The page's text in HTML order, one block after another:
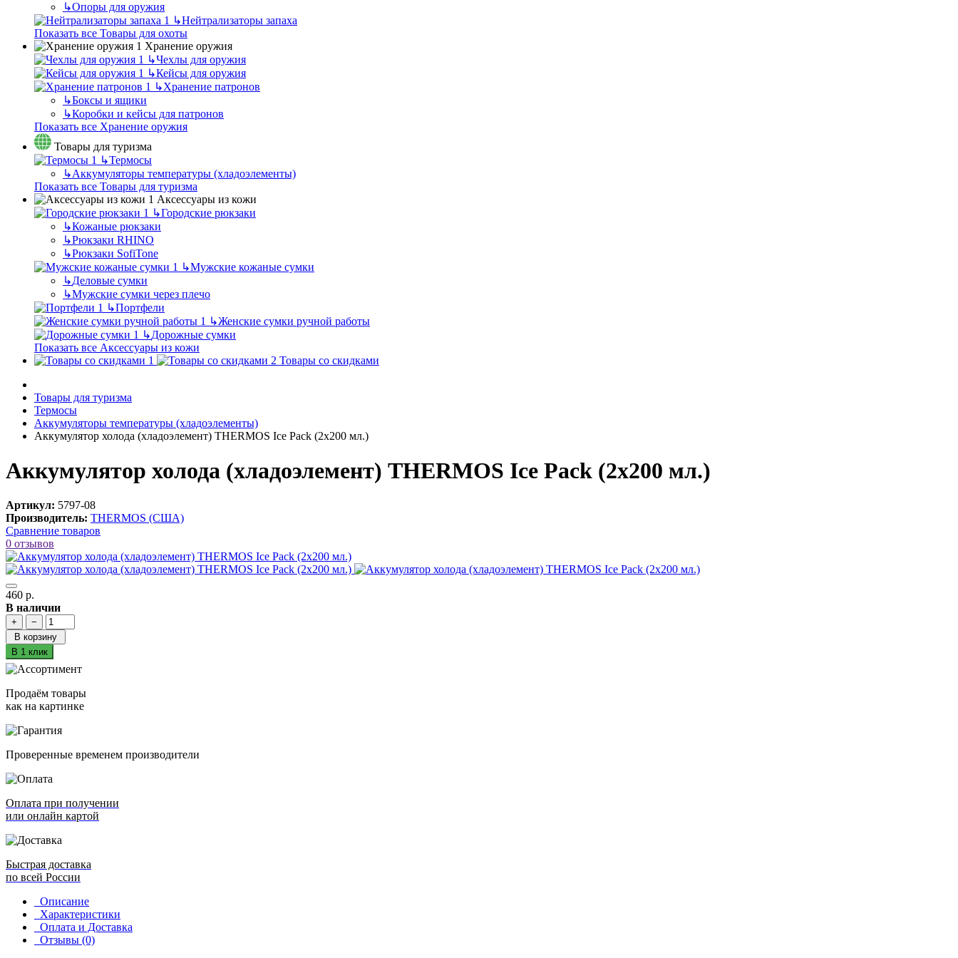
↳Опоры для оружия
↳Нейтрализаторы запаха
Показать все Товары для охоты
Хранение оружия
↳Чехлы для оружия
↳Кейсы для оружия
↳Хранение патронов
↳Боксы и ящики
↳Коробки и кейсы для патронов
Показать все Хранение оружия
Товары для туризма
↳Термосы
↳Аккумуляторы температуры (хладоэлементы)
Показать все Товары для туризма
Аксессуары из кожи
↳Городские рюкзаки
↳Кожаные рюкзаки
↳Рюкзаки RHINO
↳Рюкзаки SofiTone
↳Мужские кожаные сумки
↳Деловые сумки
↳Мужские сумки через плечо
↳Портфели
↳Женские сумки ручной работы
↳Дорожные сумки
Показать все Аксессуары из кожи
Товары со скидками
Товары для туризма
Термосы
Аккумуляторы температуры (хладоэлементы)
Аккумулятор холода (хладоэлемент) THERMOS Ice Pack (2x200 мл.)
Аккумулятор холода (хладоэлемент) THERMOS Ice Pack (2x200 мл.)
Артикул: 5797-08
Производитель: THERMOS (США)
Сравнение товаров
0 отзывов
460 р.
В наличии
+
−
В корзину
В 1 клик
Продаём товары
как на картинке
Проверенные временем производители
Оплата при получении
или онлайн картой
Быстрая доставка
по всей России
Описание
Характеристики
Оплата и Доставка
Отзывы (0)